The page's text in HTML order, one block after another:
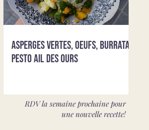
Asperges vertes, oeufs, burrata &
pesto ail des ours
RDV la semaine prochaine pour
une nouvelle recette!